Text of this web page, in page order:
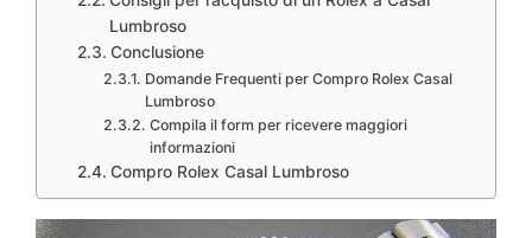
Lumbroso
Conclusione
Domande Frequenti per Compro Rolex Casal
Lumbroso
Compila il form per ricevere maggiori
informazioni
Compro Rolex Casal Lumbroso